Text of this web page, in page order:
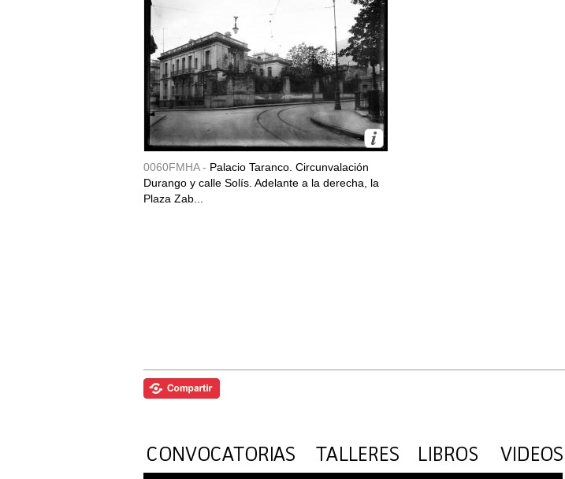
0060FMHA - Palacio Taranco. Circunvalación
Durango y calle Solís. Adelante a la derecha, la
Plaza Zab...